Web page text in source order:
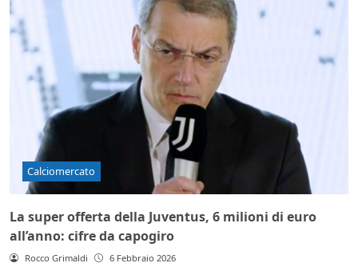
Calciomercato
La super offerta della Juventus, 6 milioni di euro
all’anno: cifre da capogiro
Rocco Grimaldi 6 Febbraio 2026